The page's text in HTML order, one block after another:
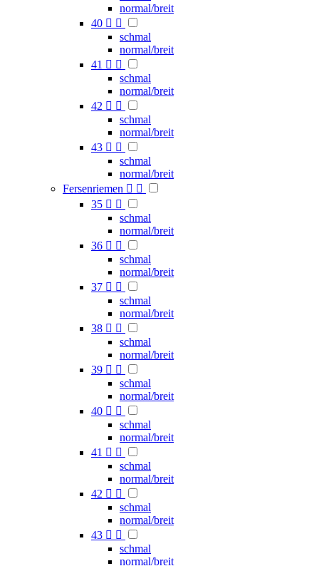
normal/breit
40  
schmal
normal/breit
41  
schmal
normal/breit
42  
schmal
normal/breit
43  
schmal
normal/breit
Fersenriemen  
35  
schmal
normal/breit
36  
schmal
normal/breit
37  
schmal
normal/breit
38  
schmal
normal/breit
39  
schmal
normal/breit
40  
schmal
normal/breit
41  
schmal
normal/breit
42  
schmal
normal/breit
43  
schmal
normal/breit